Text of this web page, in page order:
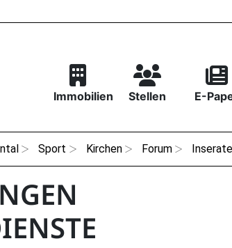
Immobilien Stellen E-
Sport Kirchen Forum Inserate